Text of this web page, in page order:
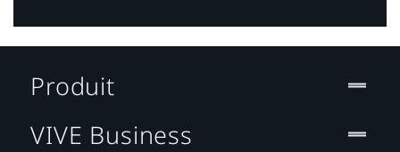
Produit
VIVE Business